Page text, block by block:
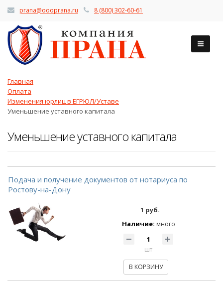
prana@oooprana.ru 8 (800) 302-60-61
Главная
Оплата
Изменения юрлиц в ЕГРЮЛ/Уставе
Уменьшение уставного капитала
Уменьшение уставного капитала
Подача и получение документов от нотариуса по
Ростову-на-Дону
1 руб.
Наличие: много
шт
В КОРЗИНУ